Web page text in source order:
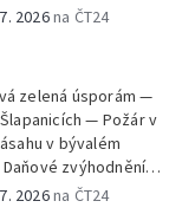
linka mezi
— Den AČFK na
Uhde slaví 90 let
srubu
2026na ČT24
zelená úsporám —
— Požár v
v bývalém
zvýhodnění
v Olomouci —
2026na ČT24